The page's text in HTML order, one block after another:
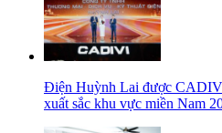
Điện Huỳnh Lai được
xuất sắc khu vực miền Nam